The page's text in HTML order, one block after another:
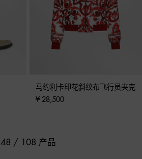
马约利卡印花斜纹布飞行员夹克
¥ 28,500
48 / 108 产品